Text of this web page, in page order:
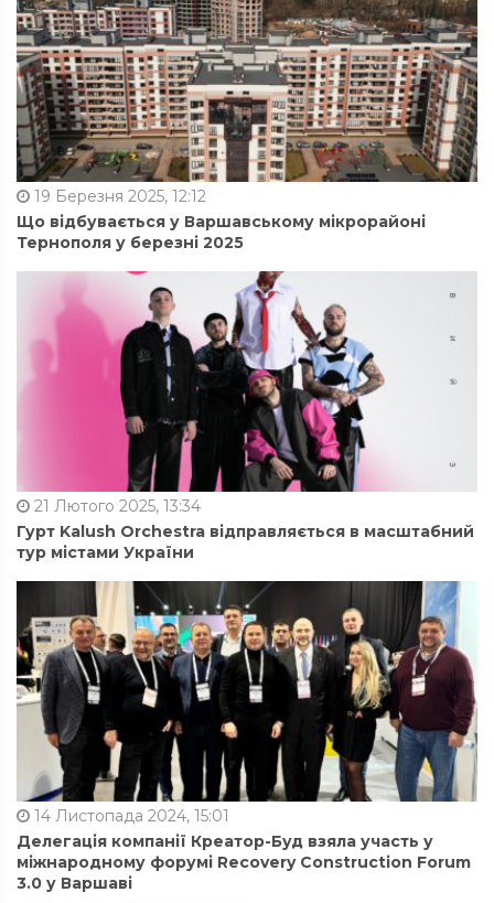
19 Березня 2025, 12:12
Що відбувається у Варшавському мікрорайоні
Тернополя у березні 2025
21 Лютого 2025, 13:34
Гурт Kalush Orchestra відправляється в масштабний
тур містами України
14 Листопада 2024, 15:01
Делегація компанії Креатор-Буд взяла участь у
міжнародному форумі Recovery Construction Forum
3.0 у Варшаві